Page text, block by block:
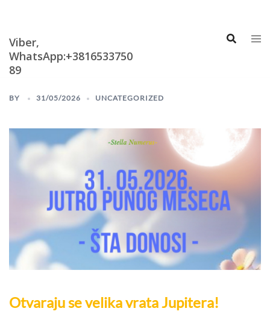
content
Viber,
WhatsApp:+3816533750
89
BY 31/05/2026 UNCATEGORIZED
Otvaraju se velika vrata Jupitera!